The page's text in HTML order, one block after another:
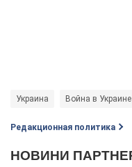
Украина Война в Украине
Редакционная политика